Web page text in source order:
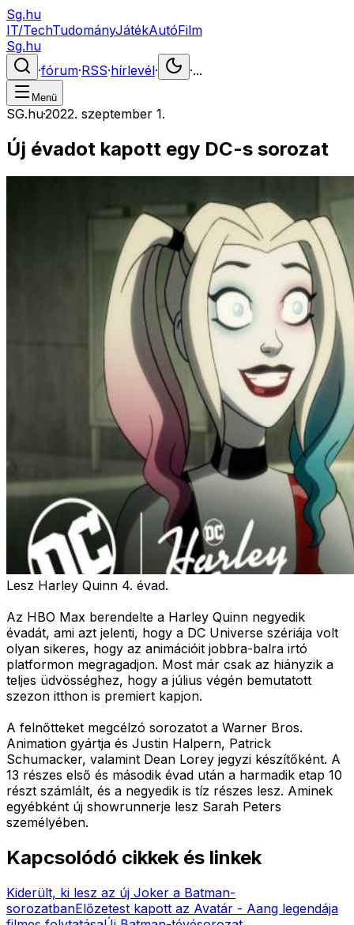
Sg.hu
IT/TechTudományJátékAutóFilm
Sg.hu
·fórum·RSS·hírlevél· ·...
Menü
SG.hu·2022. szeptember 1.
Új évadot kapott egy DC-s sorozat
Lesz Harley Quinn 4. évad.
Az HBO Max berendelte a Harley Quinn negyedik
évadát, ami azt jelenti, hogy a DC Universe szériája volt
olyan sikeres, hogy az animációit jobbra-balra irtó
platformon megragadjon. Most már csak az hiányzik a
teljes üdvösséghez, hogy a július végén bemutatott
szezon itthon is premiert kapjon.
A felnőtteket megcélzó sorozatot a Warner Bros.
Animation gyártja és Justin Halpern, Patrick
Schumacker, valamint Dean Lorey jegyzi készítőként. A
13 részes első és második évad után a harmadik etap 10
részt számlált, és a negyedik is tíz részes lesz. Aminek
egyébként új showrunnerje lesz Sarah Peters
személyében.
Kapcsolódó cikkek és linkek
Kiderült, ki lesz az új Joker a Batman-
sorozatbanElőzetest kapott az Avatár - Aang legendája